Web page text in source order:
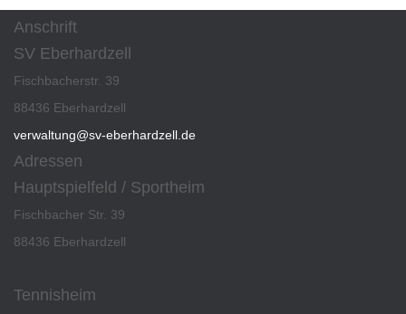
Anschrift
SV Eberhardzell
Fischbacherstr. 39
88436 Eberhardzell
verwaltung@sv-eberhardzell.de
Adressen
Hauptspielfeld / Sportheim
Fischbacher Str. 39
88436 Eberhardzell
Tennisheim